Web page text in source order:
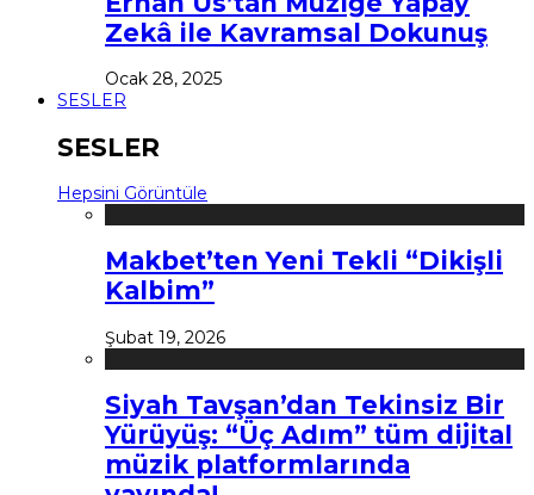
Zekâ ile Kavramsal Dokunuş
Ocak 28, 2025
SESLER
SESLER
Hepsini Görüntüle
Makbet’ten Yeni Tekli “Dikişli
Kalbim”
Şubat 19, 2026
Siyah Tavşan’dan Tekinsiz Bir
Yürüyüş: “Üç Adım” tüm dijital
müzik platformlarında